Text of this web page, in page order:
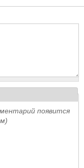
появится